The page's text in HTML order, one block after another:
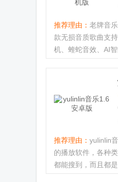
推荐理由： 老牌音
款无损音质歌曲支
机、蝰蛇音效、AI
推荐理由： yulinlin
的播放软件，各种
都能搜到，而且都